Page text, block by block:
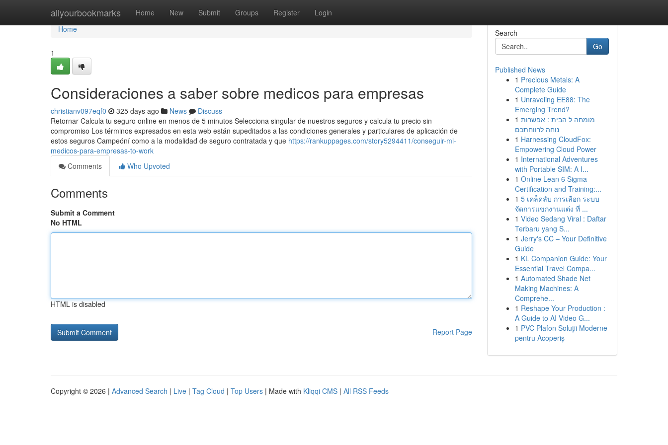
allyourbookmarks Home New Submit Groups Register Login
Home
Home
1
Consideraciones a saber sobre medicos para empresas
christianv097eqf0 325 days ago News
Discuss
Retornar Calcula tu seguro online en menos de 5 minutos Selecciona singular de nuestros seguros y calcula tu precio sin
compromiso Los términos expresados en esta web están supeditados a las condiciones generales y particulares de aplicación de
estos seguros Campeóní como a la modalidad de seguro contratada y que https://rankuppages.com/story5294411/conseguir-mi-
medicos-para-empresas-to-work
Comments
Who Upvoted
Comments
Submit a Comment
No HTML
HTML is disabled
Report Page
Search
Go
Published News
1 Precious Metals: A
Complete Guide
1 Unraveling EE88: The
Emerging Trend?
1 מומחה ל הבית : אפשרות
נוחה לרווחתכם
1 Harnessing CloudFox:
Empowering Cloud Power
1 International Adventures
with Portable SIM: A I...
1 Online Lean 6 Sigma
Certification and Training:...
1 5 เคล็ดลับ การเลือก ระบบ
จัดการแขกงานแต่ง ที่ ...
1 Video Sedang Viral : Daftar
Terbaru yang S...
1 Jerry's CC – Your Definitive
Guide
1 KL Companion Guide: Your
Essential Travel Compa...
1 Automated Shade Net
Making Machines: A
Comprehe...
1 Reshape Your Production :
A Guide to AI Video G...
1 PVC Plafon Soluții Moderne
pentru Acoperiș
Copyright © 2026 | Advanced Search | Live | Tag Cloud | Top Users | Made with Kliqqi CMS | All RSS Feeds